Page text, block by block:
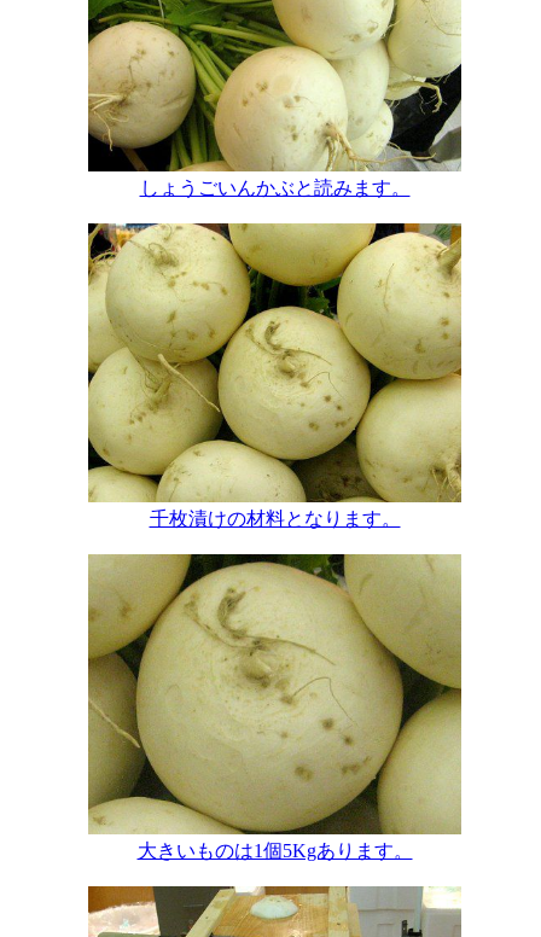
しょうごいんかぶと読みます。
千枚漬けの材料となります。
大きいものは1個5Kgあります。